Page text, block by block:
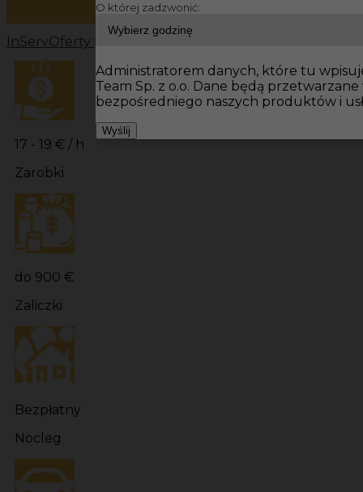
InServOferty pracy Prace wykończeniowe Niemcy
17 - 19 € / h
Zarobki
do 900 €
Zaliczki
Bezpłatny
Nocleg
O której zadzwonić:
Administratorem danych, które tu
Team Sp. z o.o. Dane będą
bezpośredniego naszych produktów i
Wyślij